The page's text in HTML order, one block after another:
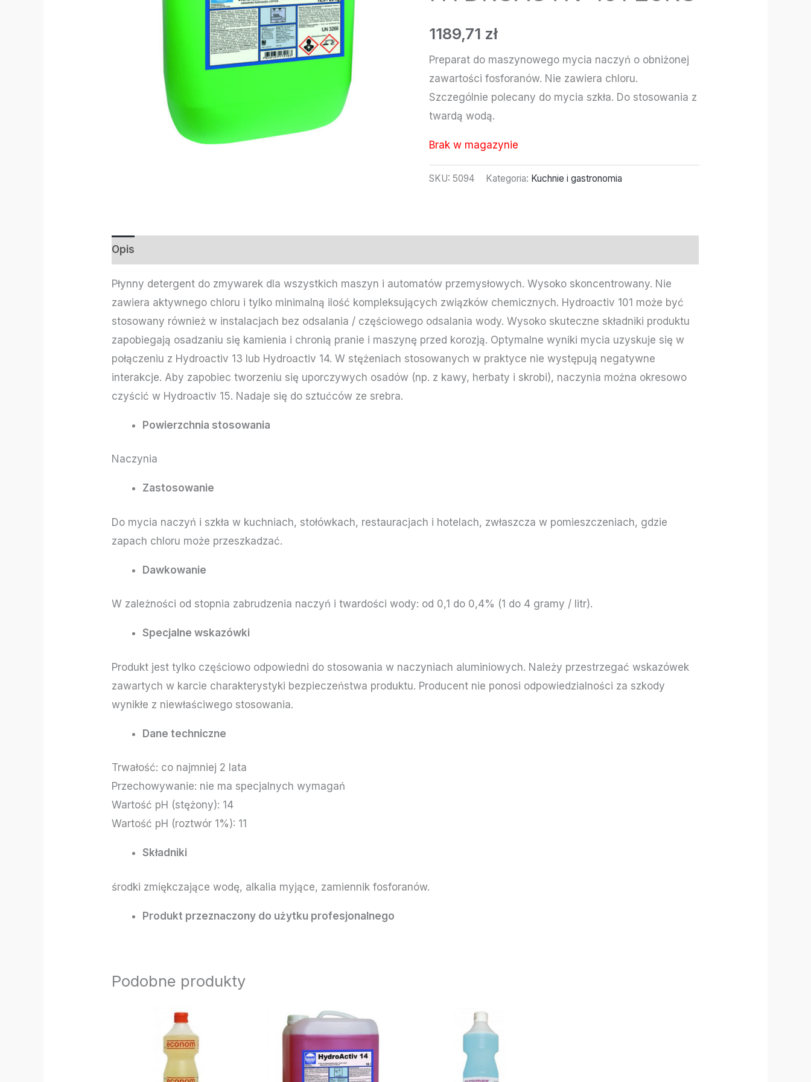
1189,71 zł
Preparat do maszynowego mycia naczyń o obniżonej
zawartości fosforanów. Nie zawiera chloru.
Szczególnie polecany do mycia szkła. Do stosowania z
twardą wodą.
Brak w magazynie
SKU: 5094 Kategoria: Kuchnie i gastronomia
Opis
Płynny detergent do zmywarek dla wszystkich maszyn i automatów przemysłowych. Wysoko skoncentrowany. Nie
zawiera aktywnego chloru i tylko minimalną ilość kompleksujących związków chemicznych. Hydroactiv 101 może być
stosowany również w instalacjach bez odsalania / częściowego odsalania wody. Wysoko skuteczne składniki produktu
zapobiegają osadzaniu się kamienia i chronią pranie i maszynę przed korozją. Optymalne wyniki mycia uzyskuje się w
połączeniu z Hydroactiv 13 lub Hydroactiv 14. W stężeniach stosowanych w praktyce nie występują negatywne
interakcje. Aby zapobiec tworzeniu się uporczywych osadów (np. z kawy, herbaty i skrobi), naczynia można okresowo
czyścić w Hydroactiv 15. Nadaje się do sztućców ze srebra.
Powierzchnia stosowania
Naczynia
Zastosowanie
Do mycia naczyń i szkła w kuchniach, stołówkach, restauracjach i hotelach, zwłaszcza w pomieszczeniach, gdzie
zapach chloru może przeszkadzać.
Dawkowanie
W zależności od stopnia zabrudzenia naczyń i twardości wody: od 0,1 do 0,4% (1 do 4 gramy / litr).
Specjalne wskazówki
Produkt jest tylko częściowo odpowiedni do stosowania w naczyniach aluminiowych. Należy przestrzegać wskazówek
zawartych w karcie charakterystyki bezpieczeństwa produktu. Producent nie ponosi odpowiedzialności za szkody
wynikłe z niewłaściwego stosowania.
Dane techniczne
Trwałość: co najmniej 2 lata
Przechowywanie: nie ma specjalnych wymagań
Wartość pH (stężony): 14
Wartość pH (roztwór 1%): 11
Składniki
środki zmiękczające wodę, alkalia myjące, zamiennik fosforanów.
Produkt przeznaczony do użytku profesjonalnego
Podobne produkty